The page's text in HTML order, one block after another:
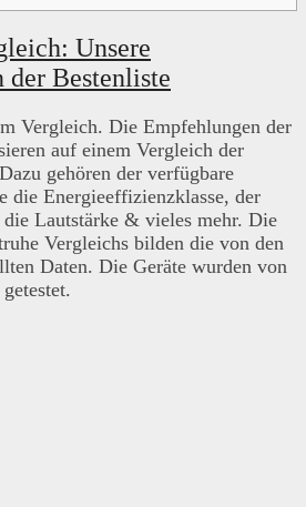
Unsere
Bestenliste
Vergleich. Die Empfehlungen der
auf einem Vergleich der
gehören der verfügbare
die Energieeffizienzklasse, der
die Lautstärke & vieles mehr. Die
Vergleichs bilden die von den
Daten. Die Geräte wurden von